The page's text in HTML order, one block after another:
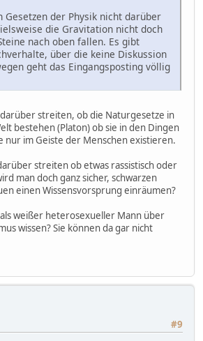
Gesetzen der Physik nicht darüber
die Gravitation nicht doch
nach oben fallen. Es gibt
über die keine Diskussion
geht das Eingangsposting völlig
streiten, ob die Naturgesetze in
bestehen (Platon) ob sie in den Dingen
nur im Geiste der Menschen existieren.
streiten ob etwas rassistisch oder
man doch ganz sicher, schwarzen
einen Wissensvorsprung einräumen?
weißer heterosexueller Mann über
wissen? Sie können da gar nicht
#9